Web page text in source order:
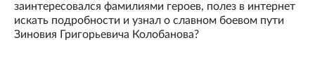
заинтересовался фамилиями героев, полез в интернет
искать подробности и узнал о славном боевом пути
Зиновия Григорьевича Колобанова?